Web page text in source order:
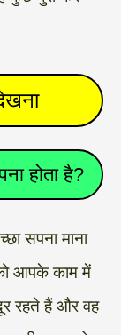
होता है?
सपना माना
आपके काम में
रहते हैं और वह